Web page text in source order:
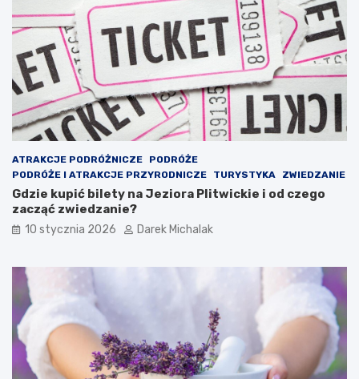
j
e
e
c
z
n
i
c
z
y
w
p
ł
w
a
n
a
s
e
w
y
c
z
a
j
n
a
–
f
a
s
c
y
n
j
c
y
p
t
k
ATRAKCJE PODRÓŻNICZE
PODRÓŻE
PODRÓŻE I ATRAKCJE PRZYRODNICZE
TURYSTYKA ZWIEDZANIE
Gdzie kupić bilety na Jeziora Plitwickie i od czego
zacząć zwiedzanie?
10 stycznia 2026 Darek Michalak